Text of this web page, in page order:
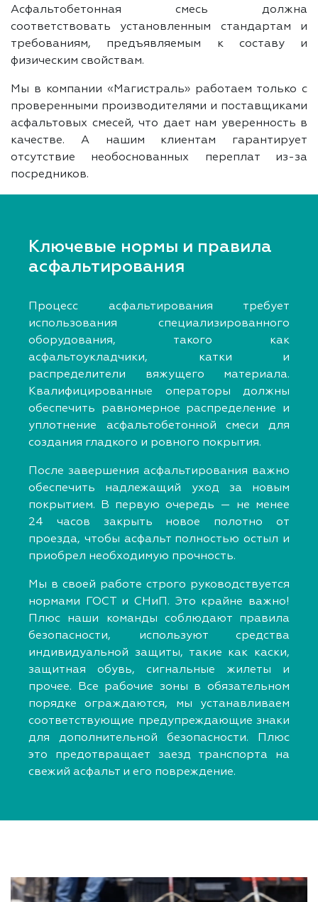
Асфальтобетонная смесь должна
соответствовать установленным стандартам и
требованиям, предъявляемым к составу и
физическим свойствам.
Мы в компании «Магистраль» работаем только с
проверенными производителями и поставщиками
асфальтовых смесей, что дает нам уверенность в
качестве. А нашим клиентам гарантирует
отсутствие необоснованных переплат из-за
посредников.
Ключевые нормы и правила
асфальтирования
Процесс асфальтирования требует
использования специализированного
оборудования, такого как
асфальтоукладчики, катки и
распределители вяжущего материала.
Квалифицированные операторы должны
обеспечить равномерное распределение и
уплотнение асфальтобетонной смеси для
создания гладкого и ровного покрытия.
После завершения асфальтирования важно
обеспечить надлежащий уход за новым
покрытием. В первую очередь — не менее
24 часов закрыть новое полотно от
проезда, чтобы асфальт полностью остыл и
приобрел необходимую прочность.
Мы в своей работе строго руководствуется
нормами ГОСТ и СНиП. Это крайне важно!
Плюс наши команды соблюдают правила
безопасности, используют средства
индивидуальной защиты, такие как каски,
защитная обувь, сигнальные жилеты и
прочее. Все рабочие зоны в обязательном
порядке ограждаются, мы устанавливаем
соответствующие предупреждающие знаки
для дополнительной безопасности. Плюс
это предотвращает заезд транспорта на
свежий асфальт и его повреждение.